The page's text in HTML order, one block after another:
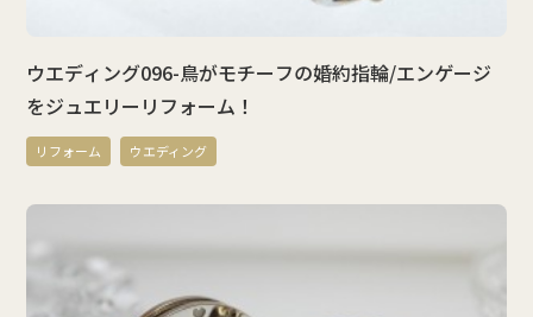
ウエディング096-鳥がモチーフの婚約指輪/エンゲージ
をジュエリーリフォーム！
リフォーム ウエディング